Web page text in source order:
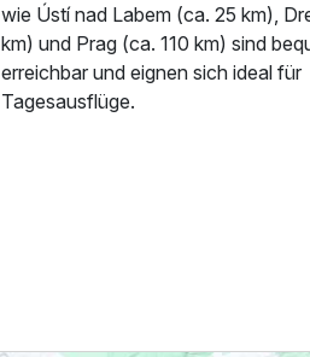
wie Ústí nad Labem (ca. 25 km),
km) und Prag (ca. 110 km) sind
erreichbar und eignen sich ideal für
Tagesausflüge.